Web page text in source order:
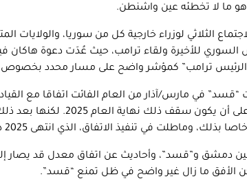
ما لا تخطئه عين واشنطن.
الثلاثي لوزراء خارجية كل من سوريا، والولايات
السوري للأخيرة ولقاء ترامب، حيث عُدَت دعوة هاكان
الرئيس ترامب” كمؤشر واضح على مسار محدد
في مارس/آذار من العام الفائت اتفاقا مع
في المؤسسة العسكرية، على أن يكون
وماطلت في تنفيذ الاتفاق، الذي انتهى 2025 دون أن يرى النور عمليا.
دمشق و”قسد”، وأحاديث عن اتفاق معدل قد يصار
الأفق ما زال غير واضح في ظل تمنع “قسد”.